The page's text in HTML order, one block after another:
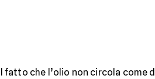
che l’olio non circola come